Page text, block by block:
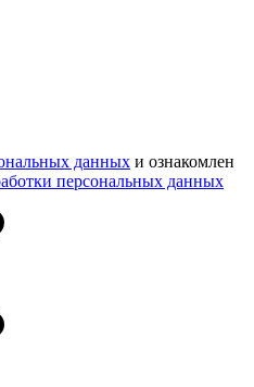
данных и ознакомлен
персональных данных